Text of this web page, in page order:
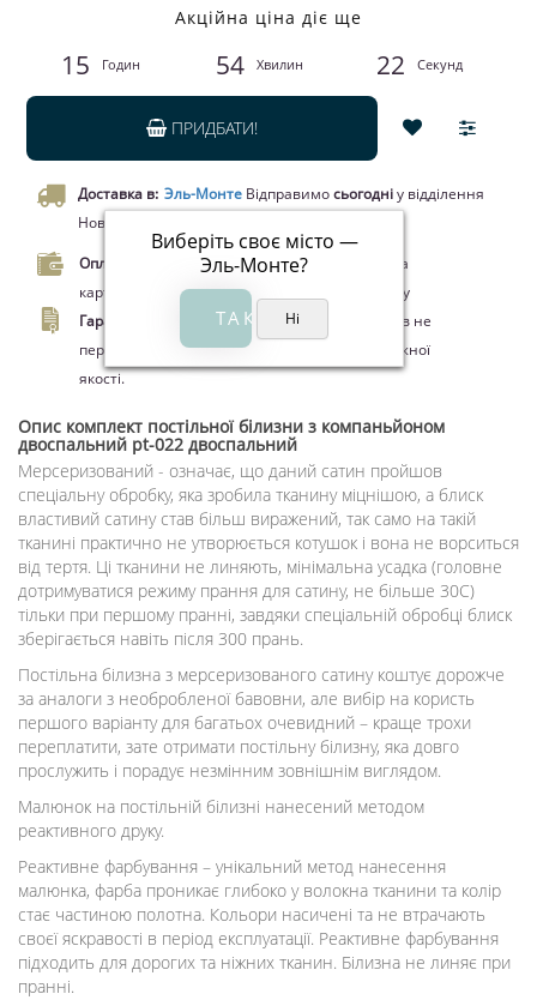
Акційна ціна діє ще
15 Годин 54 Хвилин 21 Секунд
ПРИДБАТИ!
Доставка в: Эль-Монте
Виберіть своє місто —
Эль-Монте?
Відправимосьогодніу відділення
Нової пошти чи кур’єром.
Оплата.
Оплата при отриманні товару, Оплата
карткою Visa/MasterCard, Google Pay, Apple Pay
Гарантія.
Законом про захист прав споживачів не
передбачено повернення цього товару належної
якості.
Опис комплект постільної білизни з компаньйоном
двоспальний pt-022 двоспальний
Мерсеризований - означає, що даний сатин пройшов
спеціальну обробку, яка зробила тканину міцнішою, а блиск
властивий сатину став більш виражений, так само на такій
тканині практично не утворюється котушок і вона не ворситься
від тертя. Ці тканини не линяють, мінімальна усадка (головне
дотримуватися режиму прання для сатину, не більше 30С)
тільки при першому пранні, завдяки спеціальній обробці блиск
зберігається навіть після 300 прань.
Постільна білизна з мерсеризованого сатину коштує дорожче
за аналоги з необробленої бавовни, але вибір на користь
першого варіанту для багатьох очевидний – краще трохи
переплатити, зате отримати постільну білизну, яка довго
прослужить і порадує незмінним зовнішнім виглядом.
Малюнок на постільній білизні нанесений методом
реактивного друку.
Реактивне фарбування – унікальний метод нанесення
малюнка, фарба проникає глибоко у волокна тканини та колір
стає частиною полотна. Кольори насичені та не втрачають
своєї яскравості в період експлуатації. Реактивне фарбування
підходить для дорогих та ніжних тканин. Білизна не линяє при
пранні.